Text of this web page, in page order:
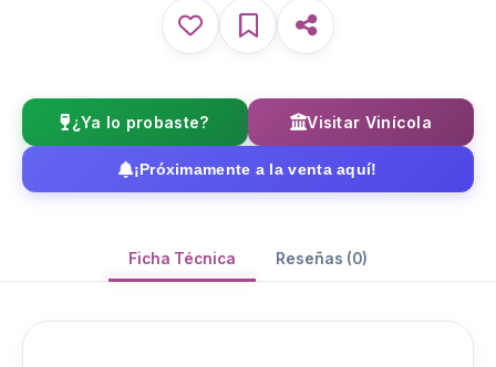
¿Ya lo probaste? Visitar Vinícola
¡Próximamente a la venta aquí!
Ficha Técnica Reseñas (0)